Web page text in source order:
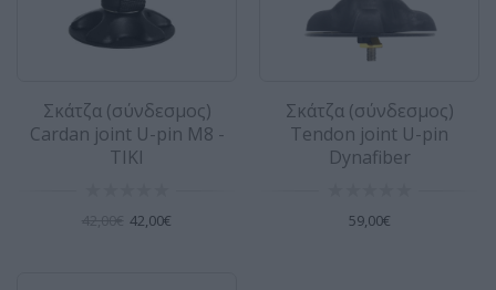
36,00€
Σκάτζα (σύνδεσμος)
Cardan joint U-pin M8 -
TIKI
42,00€
Σκάτζα (σύνδεσμος)
Tendon joint U-pin
Dynafiber
59,00€